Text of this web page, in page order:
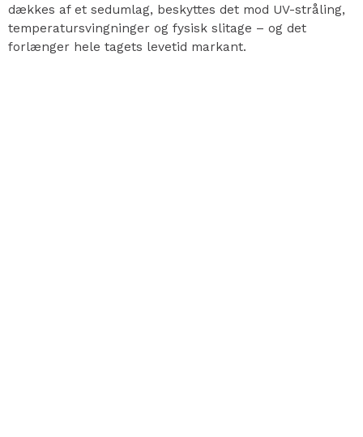
dækkes af et sedumlag, beskyttes det mod UV-stråling,
temperatursvingninger og fysisk slitage – og det
forlænger hele tagets levetid markant.